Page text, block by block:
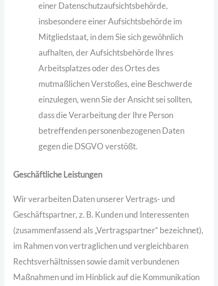
einer Datenschutzaufsichtsbehörde,
insbesondere einer Aufsichtsbehörde im
Mitgliedstaat, in dem Sie sich gewöhnlich
aufhalten, der Aufsichtsbehörde Ihres
Arbeitsplatzes oder des Ortes des
mutmaßlichen Verstoßes, eine Beschwerde
einzulegen, wenn Sie der Ansicht sei sollten,
dass die Verarbeitung der Ihre Person
betreffenden personenbezogenen Daten
gegen die DSGVO verstößt.
Geschäftliche Leistungen
Wir verarbeiten Daten unserer Vertrags- und
Geschäftspartner, z. B. Kunden und Interessenten
(zusammenfassend als „Vertragspartner“ bezeichnet),
im Rahmen von vertraglichen und vergleichbaren
Rechtsverhältnissen sowie damit verbundenen
Maßnahmen und im Hinblick auf die Kommunikation